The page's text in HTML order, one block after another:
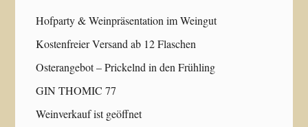
Hofparty & Weinpräsentation im Weingut
Kostenfreier Versand ab 12 Flaschen
Osterangebot – Prickelnd in den Frühling
GIN THOMIC 77
Weinverkauf ist geöffnet